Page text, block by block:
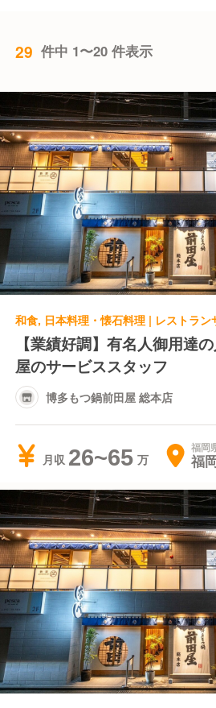
29 件中 1〜20 件表示
【業績好調】有名人御用達
屋のサービススタッフ
博多もつ鍋前田屋 総本店
月収 26~65 福岡
福